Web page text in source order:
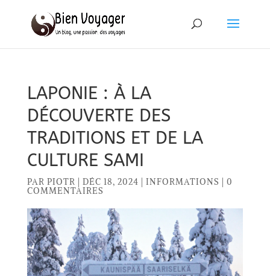
LAPONIE : À LA
DÉCOUVERTE DES
TRADITIONS ET DE LA
CULTURE SAMI
PAR PIOTR DÉC 18, 2024 INFORMATIONS
0
COMMENTAIRES